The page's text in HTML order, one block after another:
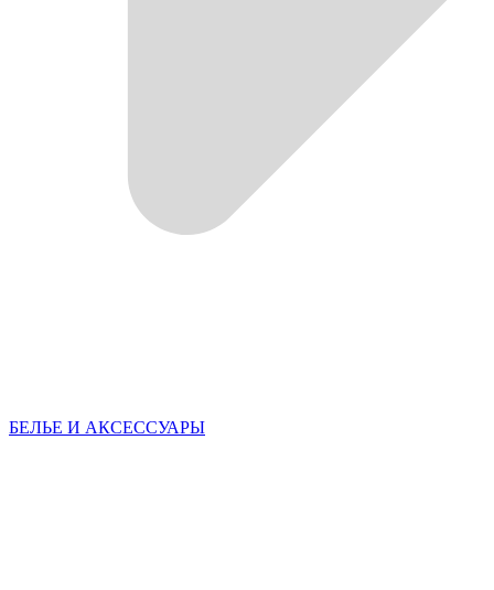
БЕЛЬЕ И АКСЕССУАРЫ